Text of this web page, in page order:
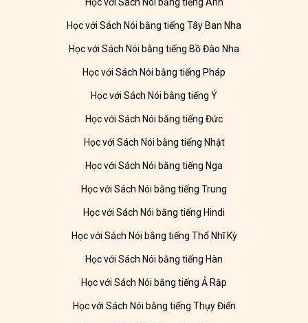
Học với Sách Nói bằng tiếng Anh
Học với Sách Nói bằng tiếng Tây Ban Nha
Học với Sách Nói bằng tiếng Bồ Đào Nha
Học với Sách Nói bằng tiếng Pháp
Học với Sách Nói bằng tiếng Ý
Học với Sách Nói bằng tiếng Đức
Học với Sách Nói bằng tiếng Nhật
Học với Sách Nói bằng tiếng Nga
Học với Sách Nói bằng tiếng Trung
Học với Sách Nói bằng tiếng Hindi
Học với Sách Nói bằng tiếng Thổ Nhĩ Kỳ
Học với Sách Nói bằng tiếng Hàn
Học với Sách Nói bằng tiếng Ả Rập
Học với Sách Nói bằng tiếng Thụy Điển